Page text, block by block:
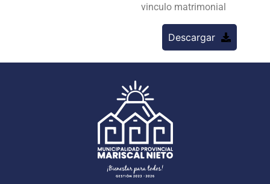
vinculo matrimonial
Descargar